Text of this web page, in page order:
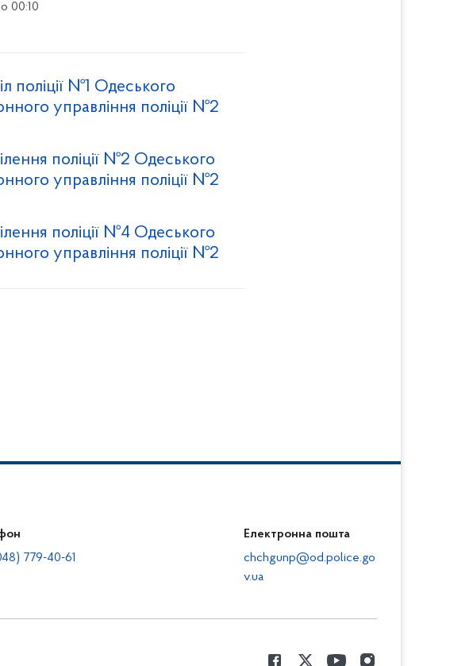
00:10
поліції №1 Одеського
управління поліції №2
поліції №2 Одеського
управління поліції №2
поліції №4 Одеського
управління поліції №2
779-40-61
Електронна пошта
chchgunp@od.police.go
v.ua